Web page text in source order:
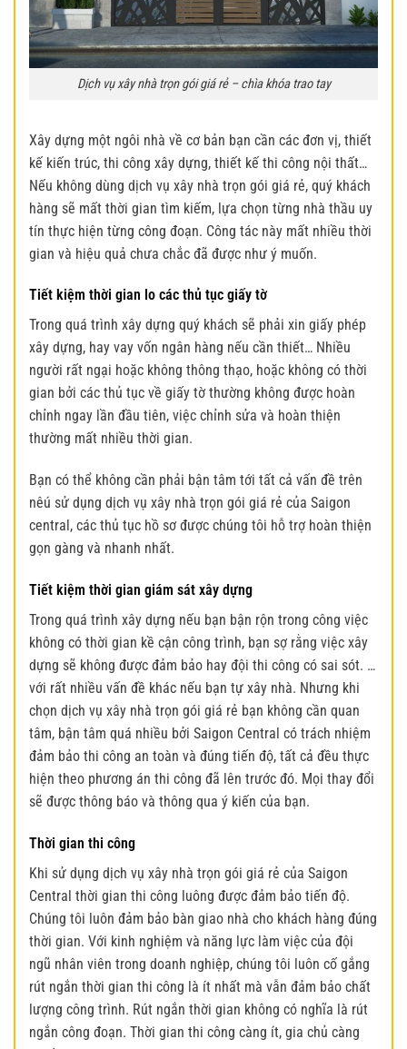
Dịch vụ xây nhà trọn gói giá rẻ – chìa khóa trao tay
Xây dựng một ngôi nhà về cơ bản bạn cần các đơn vị, thiết
kế kiến trúc, thi công xây dựng, thiết kế thi công nội thất…
Nếu không dùng dịch vụ xây nhà trọn gói giá rẻ, quý khách
hàng sẽ mất thời gian tìm kiếm, lựa chọn từng nhà thầu uy
tín thực hiện từng công đoạn. Công tác này mất nhiều thời
gian và hiệu quả chưa chắc đã được như ý muốn.
Tiết kiệm thời gian lo các thủ tục giấy tờ
Trong quá trình xây dựng quý khách sẽ phải xin giấy phép
xây dựng, hay vay vốn ngân hàng nếu cần thiết… Nhiều
người rất ngại hoặc không thông thạo, hoặc không có thời
gian bởi các thủ tục về giấy tờ thường không được hoàn
chỉnh ngay lần đầu tiên, việc chỉnh sửa và hoàn thiện
thường mất nhiều thời gian.
Bạn có thể không cần phải bận tâm tới tất cả vấn đề trên
nêú sử dụng dịch vụ xây nhà trọn gói giá rẻ của Saigon
central, các thủ tục hồ sơ được chúng tôi hỗ trợ hoàn thiện
gọn gàng và nhanh nhất.
Tiết kiệm thời gian giám sát xây dựng
Trong quá trình xây dựng nếu bạn bận rộn trong công việc
không có thời gian kề cận công trình, bạn sợ rằng việc xây
dựng sẽ không được đảm bảo hay đội thi công có sai sót. …
với rất nhiều vấn đề khác nếu bạn tự xây nhà. Nhưng khi
chọn dịch vụ xây nhà trọn gói giá rẻ bạn không cần quan
tâm, bận tâm quá nhiều bởi Saigon Central có trách nhiệm
đảm bảo thi công an toàn và đúng tiến độ, tất cả đều thực
hiện theo phương án thi công đã lên trước đó. Mọi thay đổi
sẽ được thông báo và thông qua ý kiến của bạn.
Thời gian thi công
Khi sử dụng dịch vụ xây nhà trọn gói giá rẻ của Saigon
Central thời gian thi công luông được đảm bảo tiến độ.
Chúng tôi luôn đảm bảo bàn giao nhà cho khách hàng đúng
thời gian. Với kinh nghiệm và năng lực làm việc của đội
ngũ nhân viên trong doanh nghiệp, chúng tôi luôn cố gắng
rút ngắn thời gian thi công là ít nhất mà vẫn đảm bảo chất
lượng công trình. Rút ngắn thời gian không có nghĩa là rút
ngắn công đoạn. Thời gian thi công càng ít, gia chủ càng